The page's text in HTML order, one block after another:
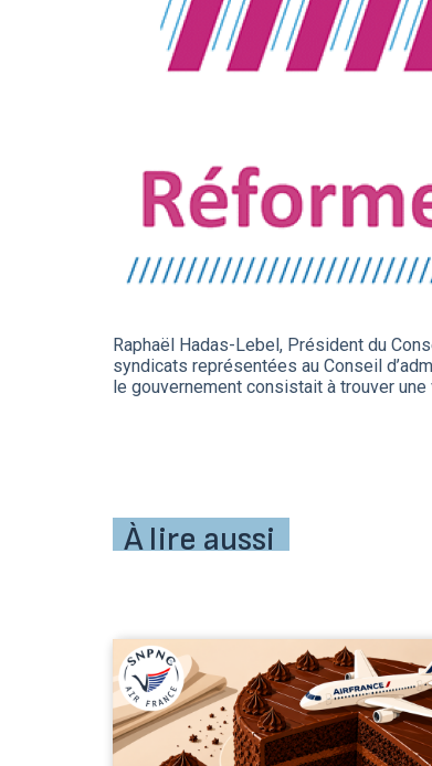
Raphaël Hadas-Lebel, Président du
syndicats représentées au Conseil
le gouvernement consistait à trouver
À lire aussi